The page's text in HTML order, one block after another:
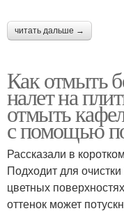
читать дальше →
Как отмыть
налет на
отмыть
с помощью
Рассказали в коротком
Подходит для
цветных
оттенок может